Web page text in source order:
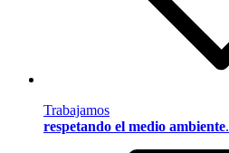
Trabajamos
respetando el medio ambiente.